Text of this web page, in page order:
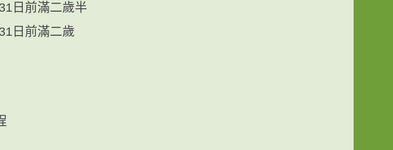
日前滿二歲半
日前滿二歲